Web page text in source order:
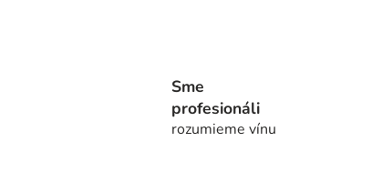
Sme
profesionáli
rozumieme vínu